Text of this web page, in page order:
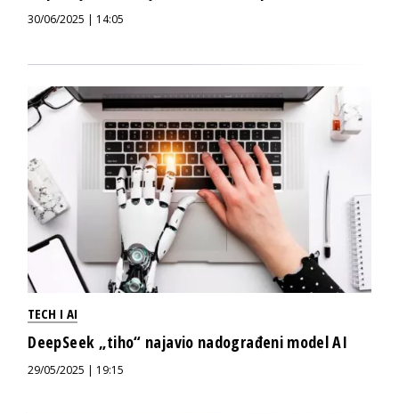
30/06/2025 | 14:05
TECH I AI
DeepSeek „tiho“ najavio nadograđeni model AI
29/05/2025 | 19:15